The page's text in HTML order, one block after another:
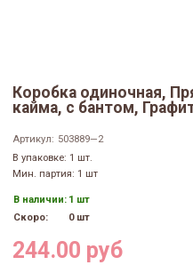
Коробка одиночная,
кайма, с бантом,
Артикул: 503889—2
В упаковке: 1 шт.
Мин. партия: 1 шт
В наличии: 1 шт
Скоро:
0 шт
244.00 руб